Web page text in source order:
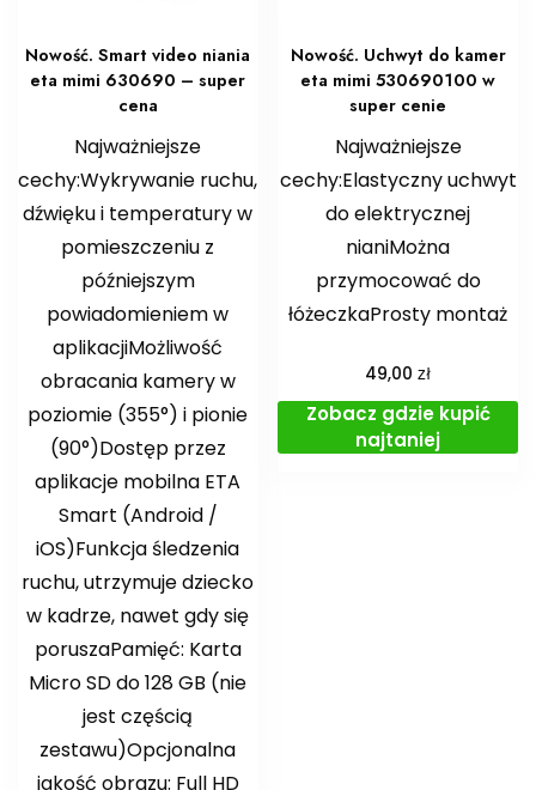
Nowość. Smart video niania
eta mimi 630690 – super
cena
Najważniejsze
cechy:Wykrywanie ruchu,
dźwięku i temperatury w
pomieszczeniu z
późniejszym
powiadomieniem w
aplikacjiMożliwość
obracania kamery w
poziomie (355°) i pionie
(90°)Dostęp przez
aplikacje mobilna ETA
Smart (Android /
iOS)Funkcja śledzenia
ruchu, utrzymuje dziecko
w kadrze, nawet gdy się
poruszaPamięć: Karta
Micro SD do 128 GB (nie
jest częścią
zestawu)Opcjonalna
jakość obrazu: Full HD
Nowość. Uchwyt do kamer
eta mimi 530690100 w
super cenie
Najważniejsze
cechy:Elastyczny uchwyt
do elektrycznej
nianiMożna
przymocować do
łóżeczkaProsty montaż
49,00zł
Zobacz gdzie kupić
najtaniej